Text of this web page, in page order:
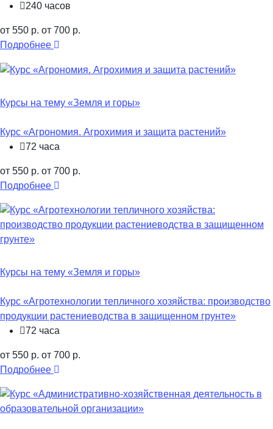
240 часов
от 550 р. от 700 р.
Подробнее
Курсы на тему «Земля и горы»
Курс «Агрономия. Агрохимия и защита растений»
72 часа
от 550 р. от 700 р.
Подробнее
Курсы на тему «Земля и горы»
Курс «Агротехнологии тепличного хозяйства: производство
продукции растениеводства в защищенном грунте»
72 часа
от 550 р. от 700 р.
Подробнее